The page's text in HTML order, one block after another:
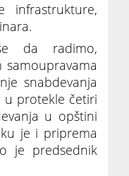
infrastrukture,
da radimo,
snabdevanja
u protekle četiri
u opštini
je i priprema
je predsednik